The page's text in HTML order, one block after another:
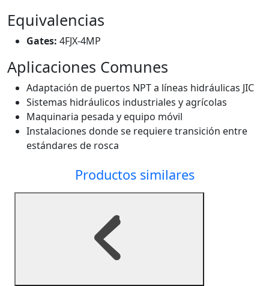
Equivalencias
Gates: 4FJX-4MP
Aplicaciones Comunes
Adaptación de puertos NPT a líneas hidráulicas JIC
Sistemas hidráulicos industriales y agrícolas
Maquinaria pesada y equipo móvil
Instalaciones donde se requiere transición entre
estándares de rosca
Productos similares